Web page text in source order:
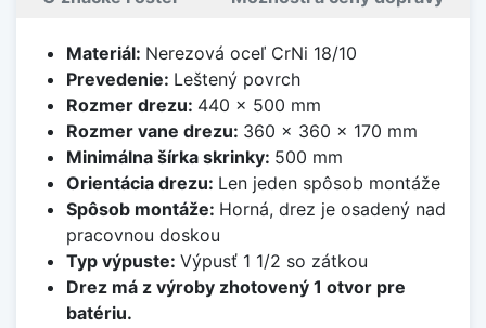
Materiál: Nerezová oceľ CrNi 18/10
Prevedenie: Leštený povrch
Rozmer drezu: 440 x 500 mm
Rozmer vane drezu: 360 x 360 x 170 mm
Minimálna šírka skrinky: 500 mm
Orientácia drezu: Len jeden spôsob montáže
Spôsob montáže: Horná, drez je osadený nad
pracovnou doskou
Typ výpuste: Výpusť 1 1/2 so zátkou
Drez má z výroby zhotovený 1 otvor pre
batériu.